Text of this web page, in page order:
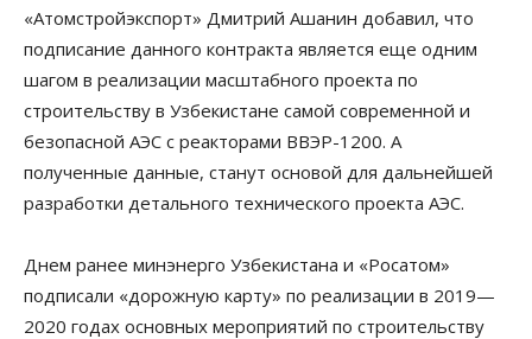
«Aтомстройэкспорт» Дмитрий Ашанин добавил, что
подписание данного контракта является еще одним
шагом в реализации масштабного проекта по
строительству в Узбекистане самой современной и
безопасной АЭС с реакторами ВВЭР-1200. А
полученные данные, станут основой для дальнейшей
разработки детального технического проекта АЭС.
Днем ранее минэнерго Узбекистана и «Росатом»
подписали «дорожную карту» по реализации в 2019—
2020 годах основных мероприятий по строительству